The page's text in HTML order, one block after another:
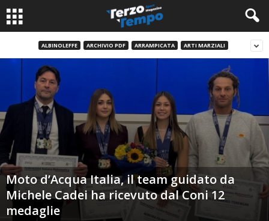
ALBINOLEFFE ARCHIVIO PDF ARRAMPICATA ARTI MARZIALI
Moto d’Acqua Italia, il team guidato da
Michele Cadei ha ricevuto dal Coni 12
medaglie